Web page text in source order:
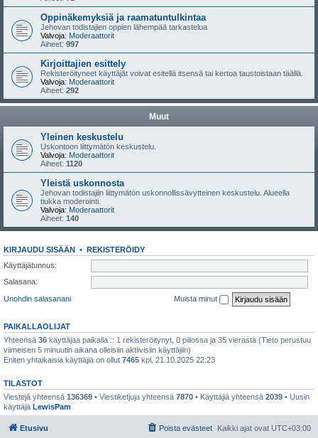
Oppinäkemyksiä ja raamatuntulkintaa
Jehovan todistajien oppien lähempää tarkastelua
Valvoja: Moderaattorit
Aiheet: 997
Kirjoittajien esittely
Rekisteröityneet käyttäjät voivat esitellä itsensä tai kertoa taustoistaan täällä.
Valvoja: Moderaattorit
Aiheet: 292
Muut
Yleinen keskustelu
Uskontoon liittymätön keskustelu.
Valvoja: Moderaattorit
Aiheet: 1120
Yleistä uskonnosta
Jehovan todistajiin liittymätön uskonnollissävytteinen keskustelu. Alueella
tiukka moderointi.
Valvoja: Moderaattorit
Aiheet: 140
KIRJAUDU SISÄÄN • REKISTERÖIDY
Käyttäjätunnus:
Salasana:
Unohdin salasanani
Muista minut
PAIKALLAOLIJAT
Yhteensä 36 käyttäjää paikalla :: 1 rekisteröitynyt, 0 piilossa ja 35 vierasta (Tieto perustuu
viimeisen 5 minuutin aikana olleisiin aktiivisiin käyttäjiin)
Eniten yhtaikaisia käyttäjiä on ollut 7465 kpl, 21.10.2025 22:23
TILASTOT
Viestejä yhteensä 136369 • Viestiketjuja yhteensä 7870 • Käyttäjiä yhteensä 2039 • Uusin
käyttäjä LewisPam
Etusivu Kaikki ajat ovat UTC+03:00
Poista evästeet